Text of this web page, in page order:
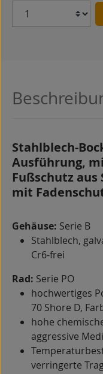
Stahlblech-
Ausführung,
Fußschutz aus
mit
Gehäuse: Serie B
Stahlblech,
Cr6-frei
Rad: Serie PO
hochwertiges
70 Shore D,
hohe
aggressive
verringerte